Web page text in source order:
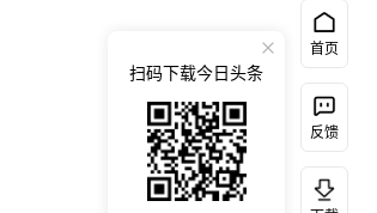
首页
反馈
扫码下载今日头条